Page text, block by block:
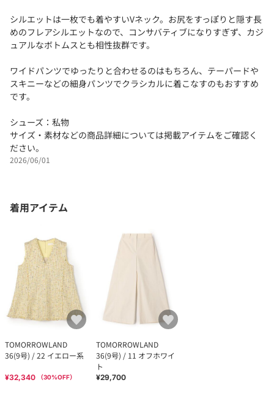
シルエットは一枚でも着やすいVネック。お尻をすっぽりと隠す長
めのフレアシルエットなので、コンサバティブになりすぎず、カジ
ュアルなボトムスとも相性抜群です。
ワイドパンツでゆったりと合わせるのはもちろん、テーパードや
スキニーなどの細身パンツでクラシカルに着こなすのもおすすめ
です。
シューズ：私物
サイズ・素材などの商品詳細については掲載アイテムをご確認く
ださい。
2026/06/01
着用アイテム
TOMORROWLAND
36(9号) / 22 イエロー系
¥32,340 （30%OFF）
TOMORROWLAND
36(9号) / 11 オフホワイ
ト
¥29,700